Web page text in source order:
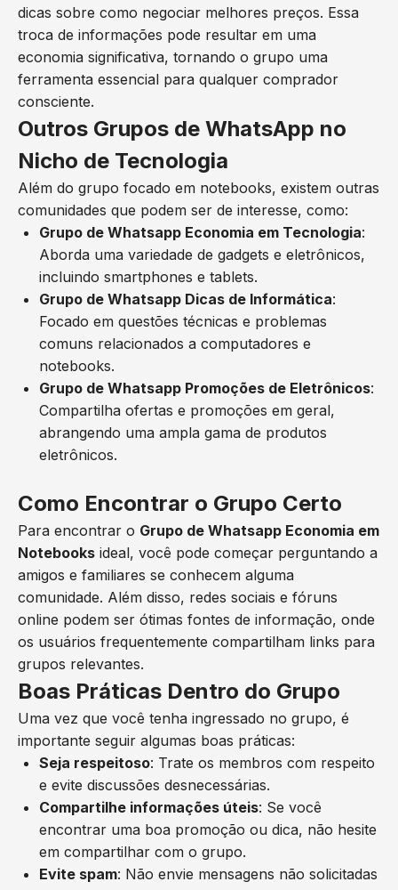
dicas sobre como negociar melhores preços. Essa
troca de informações pode resultar em uma
economia significativa, tornando o grupo uma
ferramenta essencial para qualquer comprador
consciente.
Outros Grupos de WhatsApp no
Nicho de Tecnologia
Além do grupo focado em notebooks, existem outras
comunidades que podem ser de interesse, como:
Grupo de Whatsapp Economia em Tecnologia:
Aborda uma variedade de gadgets e eletrônicos,
incluindo smartphones e tablets.
Grupo de Whatsapp Dicas de Informática:
Focado em questões técnicas e problemas
comuns relacionados a computadores e
notebooks.
Grupo de Whatsapp Promoções de Eletrônicos:
Compartilha ofertas e promoções em geral,
abrangendo uma ampla gama de produtos
eletrônicos.
Como Encontrar o Grupo Certo
Para encontrar o Grupo de Whatsapp Economia em
Notebooks ideal, você pode começar perguntando a
amigos e familiares se conhecem alguma
comunidade. Além disso, redes sociais e fóruns
online podem ser ótimas fontes de informação, onde
os usuários frequentemente compartilham links para
grupos relevantes.
Boas Práticas Dentro do Grupo
Uma vez que você tenha ingressado no grupo, é
importante seguir algumas boas práticas:
Seja respeitoso: Trate os membros com respeito
e evite discussões desnecessárias.
Compartilhe informações úteis: Se você
encontrar uma boa promoção ou dica, não hesite
em compartilhar com o grupo.
Evite spam: Não envie mensagens não solicitadas